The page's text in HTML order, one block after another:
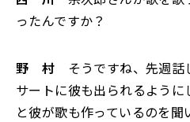
ったんですか？
野 村 そうですね、先週話
サートに彼も出られるよう
と彼が歌も作っているのを